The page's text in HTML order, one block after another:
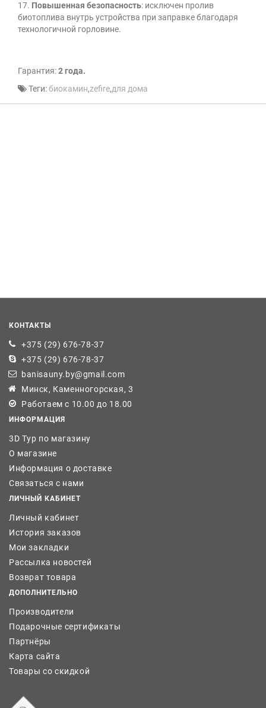
17. Повышенная безопасность: исключен пролив
биотоплива внутрь устройства при заправке благодаря
технологичной горловине.
Гарантия:2 года.
Теги:биокамин,zefire,для дома
КОНТАКТЫ
+375 (29) 676-78-37
+375 (29) 676-78-37
banisauny.by@gmail.com
Минск, Каменногорская, 3
Работаем с 10.00 до 18.00
ИНФОРМАЦИЯ
3D Тур по магазину
О магазине
Информация о доставке
Связаться с нами
ЛИЧНЫЙ КАБИНЕТ
Личный кабинет
История заказов
Мои закладки
Рассылка новостей
Возврат товара
ДОПОЛНИТЕЛЬНО
Производители
Подарочные сертификаты
Партнёры
Карта сайта
Товары со скидкой